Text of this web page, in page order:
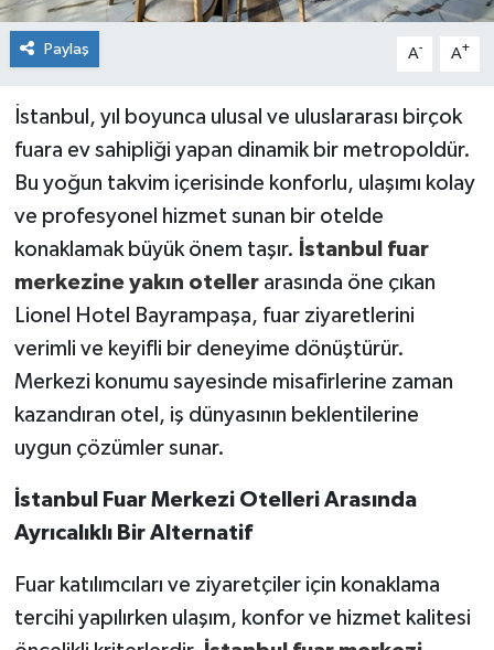
Paylaş A- A+
İstanbul, yıl boyunca ulusal ve uluslararası birçok
fuara ev sahipliği yapan dinamik bir metropoldür.
Bu yoğun takvim içerisinde konforlu, ulaşımı kolay
ve profesyonel hizmet sunan bir otelde
konaklamak büyük önem taşır. İstanbul fuar
merkezine yakın otellerarasında öne çıkan
Lionel Hotel Bayrampaşa, fuar ziyaretlerini
verimli ve keyifli bir deneyime dönüştürür.
Merkezi konumu sayesinde misafirlerine zaman
kazandıran otel, iş dünyasının beklentilerine
uygun çözümler sunar.
İstanbul Fuar Merkezi Otelleri Arasında
Ayrıcalıklı Bir Alternatif
Fuar katılımcıları ve ziyaretçiler için konaklama
tercihi yapılırken ulaşım, konfor ve hizmet kalitesi